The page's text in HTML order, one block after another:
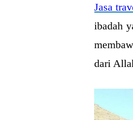
Jasa
ibadah
dari